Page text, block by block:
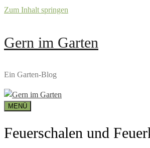
Zum Inhalt springen
Gern im Garten
Ein Garten-Blog
MENÜ
Feuerschalen und